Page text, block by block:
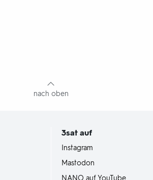
nach oben
3sat auf
Instagram
Mastodon
NANO auf YouTube